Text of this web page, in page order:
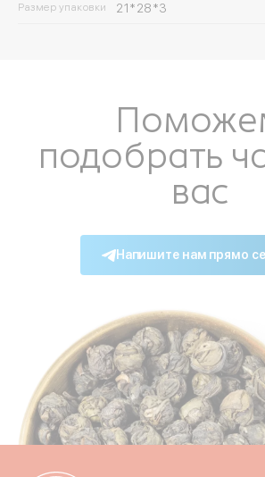
Размер упаковки 21*28*3
подобрать
вас
Напишите нам прямо